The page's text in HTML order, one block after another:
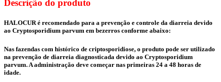
Descrição do produto
HALOCUR é recomendado para a prevenção e controle da diarreia devido
ao Cryptosporidium parvum em bezerros conforme abaixo:
Nas fazendas com histórico de criptosporidiose, o produto pode ser utilizado
na prevenção de diarreia diagnosticada devido ao Cryptosporidium
parvum. A administração deve começar nas primeiras 24 a 48 horas de
idade.